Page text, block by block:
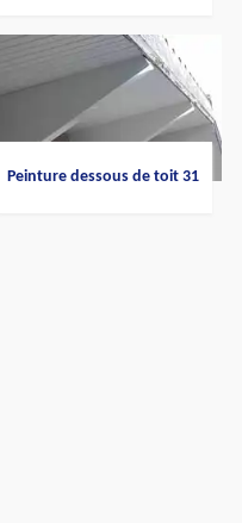
Peinture dessous de toit 31